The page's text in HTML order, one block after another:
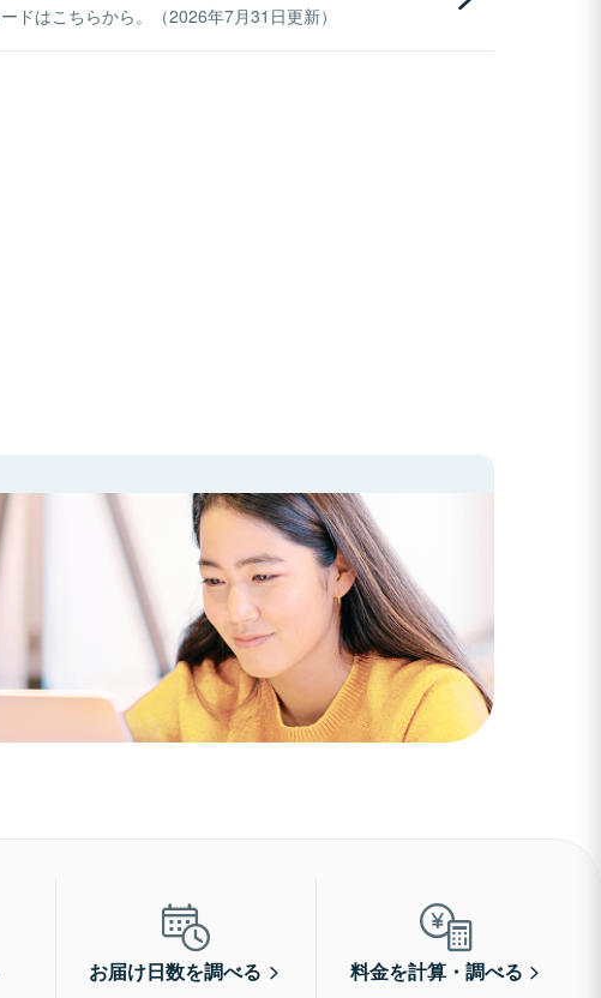
ドはこちらから。（2026年7月31日更新）
お届け日数を調べる 料金を計算・調べる